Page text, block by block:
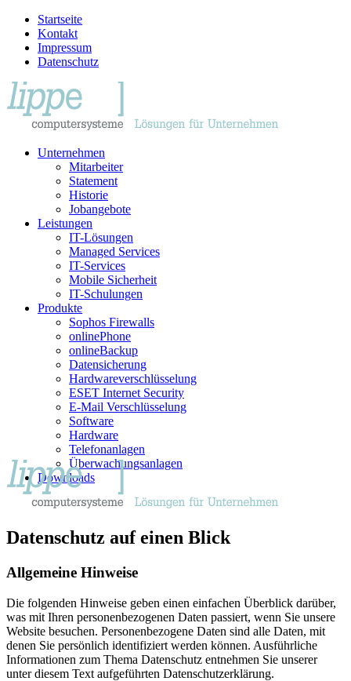
Startseite
Kontakt
Impressum
Datenschutz
Unternehmen
Mitarbeiter
Statement
Historie
Jobangebote
Leistungen
IT-Lösungen
Managed Services
IT-Services
Mobile Sicherheit
IT-Schulungen
Produkte
Sophos Firewalls
onlinePhone
onlineBackup
Datensicherung
Hardwareverschlüsselung
ESET Internet Security
E-Mail Verschlüsselung
Software
Hardware
Telefonanlagen
Überwachungsanlagen
Downloads
Datenschutz auf einen Blick
Allgemeine Hinweise
Die folgenden Hinweise geben einen einfachen Überblick darüber,
was mit Ihren personenbezogenen Daten passiert, wenn Sie unsere
Website besuchen. Personenbezogene Daten sind alle Daten, mit
denen Sie persönlich identifiziert werden können. Ausführliche
Informationen zum Thema Datenschutz entnehmen Sie unserer
unter diesem Text aufgeführten Datenschutzerklärung.